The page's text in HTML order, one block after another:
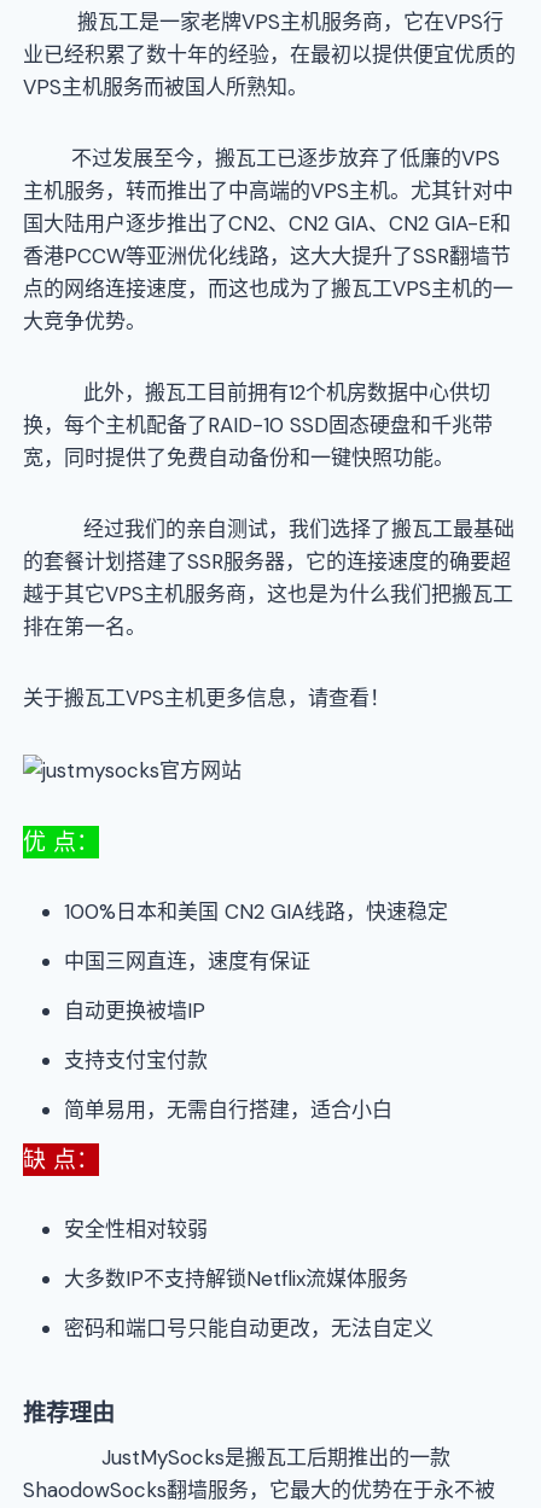
搬瓦工是一家老牌VPS主机服务商，它在VPS行
业已经积累了数十年的经验，在最初以提供便宜优质的
VPS主机服务而被国人所熟知。
不过发展至今，搬瓦工已逐步放弃了低廉的VPS
主机服务，转而推出了中高端的VPS主机。尤其针对中
国大陆用户逐步推出了CN2、CN2 GIA、CN2 GIA-E和
香港PCCW等亚洲优化线路，这大大提升了SSR翻墙节
点的网络连接速度，而这也成为了搬瓦工VPS主机的一
大竞争优势。
此外，搬瓦工目前拥有12个机房数据中心供切
换，每个主机配备了RAID-10 SSD固态硬盘和千兆带
宽，同时提供了免费自动备份和一键快照功能。
经过我们的亲自测试，我们选择了搬瓦工最基础
的套餐计划搭建了SSR服务器，它的连接速度的确要超
越于其它VPS主机服务商，这也是为什么我们把搬瓦工
排在第一名。
关于搬瓦工VPS主机更多信息，请查看！
优 点：
100%日本和美国 CN2 GIA线路，快速稳定
中国三网直连，速度有保证
自动更换被墙IP
支持支付宝付款
简单易用，无需自行搭建，适合小白
缺 点：
安全性相对较弱
大多数IP不支持解锁Netflix流媒体服务
密码和端口号只能自动更改，无法自定义
推荐理由
JustMySocks是搬瓦工后期推出的一款
ShaodowSocks翻墙服务，它最大的优势在于永不被